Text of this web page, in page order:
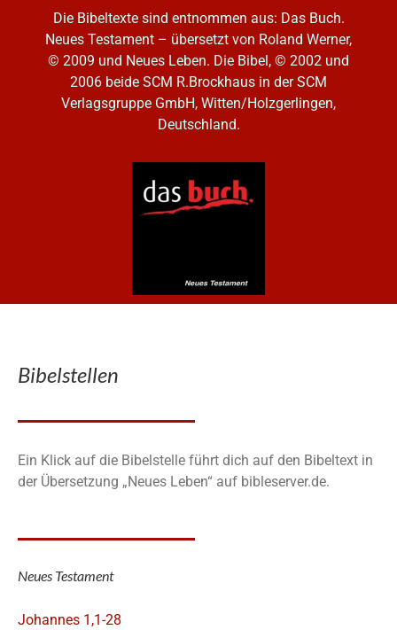
Die Bibeltexte sind entnommen aus: Das Buch.
Neues Testament – übersetzt von Roland Werner,
© 2009 und Neues Leben. Die Bibel, © 2002 und
2006 beide SCM R.Brockhaus in der SCM
Verlagsgruppe GmbH, Witten/Holzgerlingen,
Deutschland.
Bibelstellen
Ein Klick auf die Bibelstelle führt dich auf den Bibeltext in
der Übersetzung „Neues Leben“ auf bibleserver.de.
Neues Testament
Johannes 1,1-28